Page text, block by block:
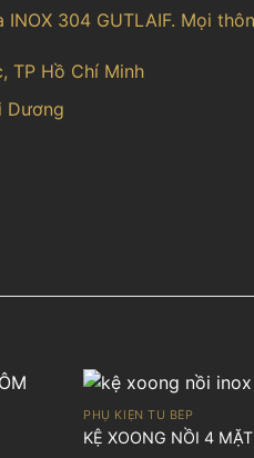
304 GUTLAIF. Mọi
TP Hồ Chí Minh
Dương
PHỤ KIỆN TỦ BẾP
KỆ XOONG NỒI 4